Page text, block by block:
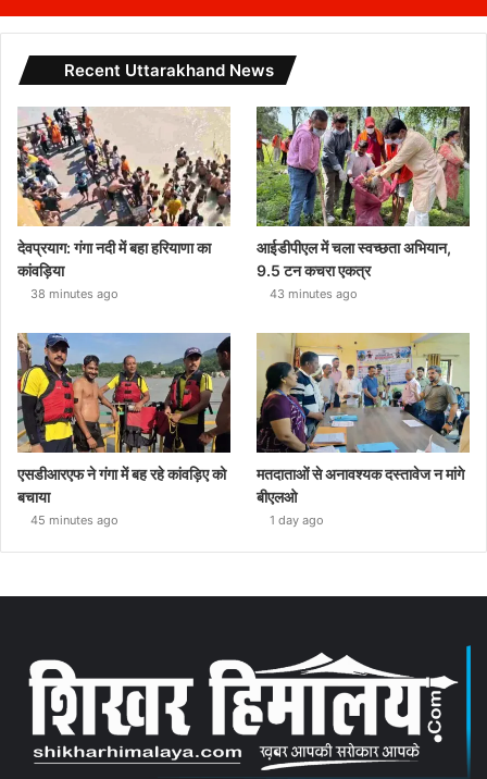
Recent Uttarakhand News
देवप्रयाग: गंगा नदी में बहा हरियाणा का
कांवड़िया
38 minutes ago
आईडीपीएल में चला स्वच्छता अभियान,
9.5 टन कचरा एकत्र
43 minutes ago
एसडीआरएफ ने गंगा में बह रहे कांवड़िए को
बचाया
45 minutes ago
मतदाताओं से अनावश्यक दस्तावेज न मांगे
बीएलओ
1 day ago